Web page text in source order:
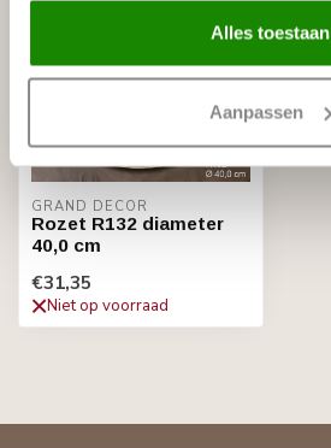
Alles toestaan
Aanpassen
GRAND DECOR
Rozet R132 diameter
40,0 cm
€31,35
Niet op voorraad